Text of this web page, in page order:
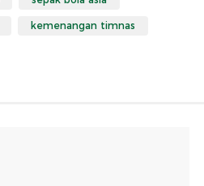
kemenangan timnas